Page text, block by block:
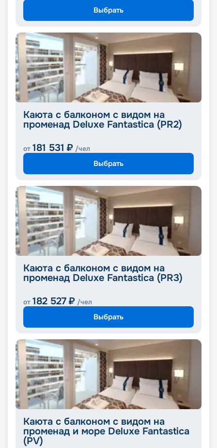
Выбрать
Каюта с балконом с видом на
променад Deluxe Fantastica (PR2)
от 181 531 ₽ /чел
Выбрать
Каюта с балконом с видом на
променад Deluxe Fantastica (PR3)
от 182 527 ₽ /чел
Выбрать
Каюта с балконом с видом на
променад и море Deluxe Fantastica
(PV)